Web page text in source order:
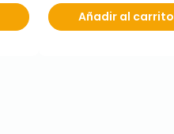
Añadir al carrito